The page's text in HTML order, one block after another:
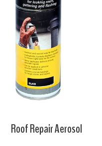
Roof Repair Aerosol